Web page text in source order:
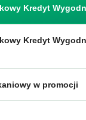
Kredyt
Kredyt
w promocji